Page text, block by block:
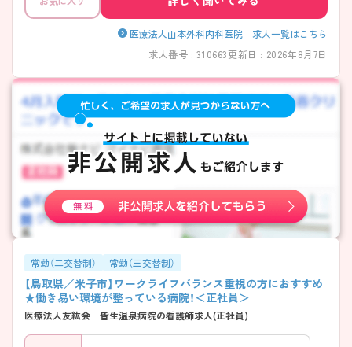
医療法人山本外科内科医院 求人一覧はこちら
求人番号 : 310663更新日 : 2026年8月7日
常勤（二交替制） 常勤（三交替制）
【鳥取県／米子市】ワークライフバランス重視の方におすすめ
★働き易い環境が整っている病院！＜正社員＞
医療法人友紘会 皆生温泉病院の看護師求人(正社員)